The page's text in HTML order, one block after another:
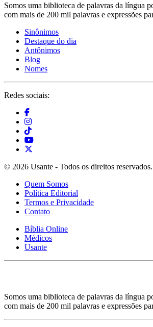
Somos uma biblioteca de palavras da língua
com mais de 200 mil palavras e expressões
Sinônimos
Destaque do dia
Antônimos
Blog
Nomes
Redes sociais:
© 2026 Usante - Todos os direitos reservados.
Quem Somos
Política Editorial
Termos e Privacidade
Contato
Bíblia Online
Médicos
Usante
Somos uma biblioteca de palavras da língua
com mais de 200 mil palavras e expressões